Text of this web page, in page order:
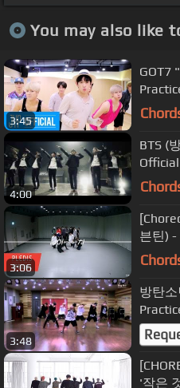
You may also like
3:45
GOT7
Ver.)
4:00
BTS (
3:06
븐틴)
3:48
방탄
'작은